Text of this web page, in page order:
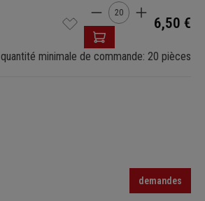
Quantité de
6,50 €
quantité minimale de commande: 20 pièces
demandes